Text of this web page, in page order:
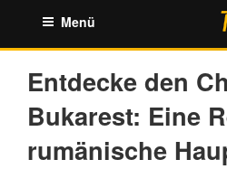
springen
Menü
Entdecke den
Bukarest: Eine
rumänische